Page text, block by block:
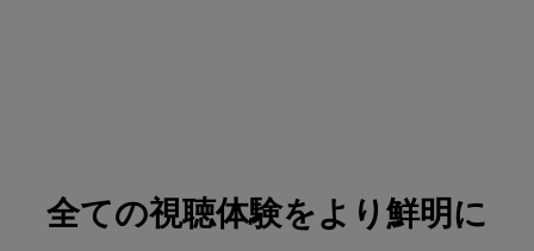
全ての視聴体験をより鮮明に